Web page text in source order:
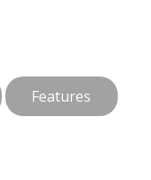
Features